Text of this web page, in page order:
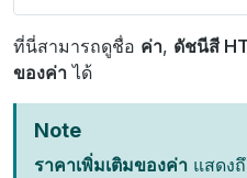
ที่นี่สามารถดูชื่อ ค่า, ดัชนีสี
ของค่า ได้
Note
ราคาเพิ่มเติมของค่า แสดง